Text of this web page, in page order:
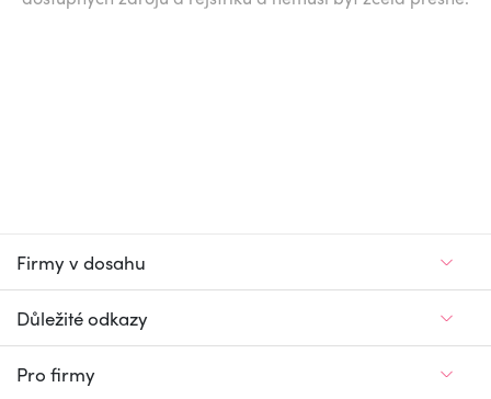
Firmy v dosahu
Důležité odkazy
Pro firmy